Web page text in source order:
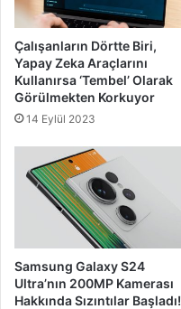
Çalışanların Dörtte Biri,
Yapay Zeka Araçlarını
Kullanırsa ‘Tembel’ Olarak
Görülmekten Korkuyor
14 Eylül 2023
Samsung Galaxy S24
Ultra’nın 200MP Kamerası
Hakkında Sızıntılar Başladı!